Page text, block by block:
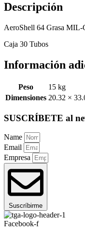
Descripción
AeroShell 64 Grasa MIL-
Caja 30 Tubos
Información
Peso
15 kg
Dimensiones 20.32 ×
SUSCRÍBETE al
Name
Email
Empresa
Suscríbirme
Facebook-f